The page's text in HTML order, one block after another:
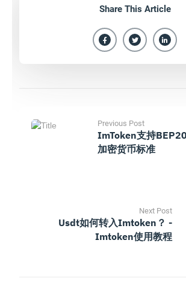
Share This Article
Previous Post
ImToken支持
加密货币标准
Next Post
Usdt如何转入imtoken？ -
Imtoken使用教程